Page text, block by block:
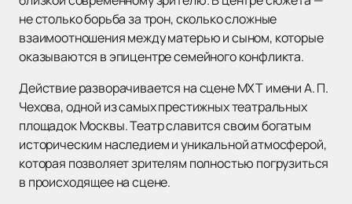
не столько борьба за трон, сколько сложные
взаимоотношения между матерью и сыном, которые
оказываются в эпицентре семейного конфликта.
Действие разворачивается на сцене МХТ имени А. П.
Чехова, одной из самых престижных театральных
площадок Москвы. Театр славится своим богатым
историческим наследием и уникальной атмосферой,
которая позволяет зрителям полностью погрузиться
в происходящее на сцене.